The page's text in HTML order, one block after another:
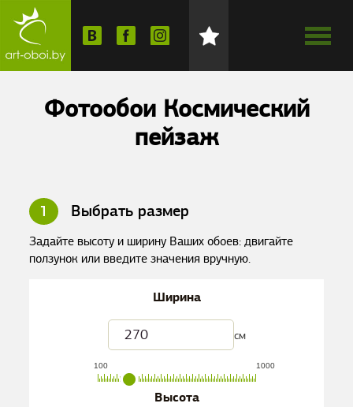
Фотообои Космический
пейзаж
1 Выбрать размер
Задайте высоту и ширину Ваших обоев: двигайте
ползунок или введите значения вручную.
Ширина
см
100 1000
Высота